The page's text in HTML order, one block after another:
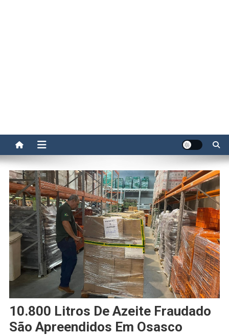
10.800 Litros De Azeite Fraudado
São Apreendidos Em Osasco